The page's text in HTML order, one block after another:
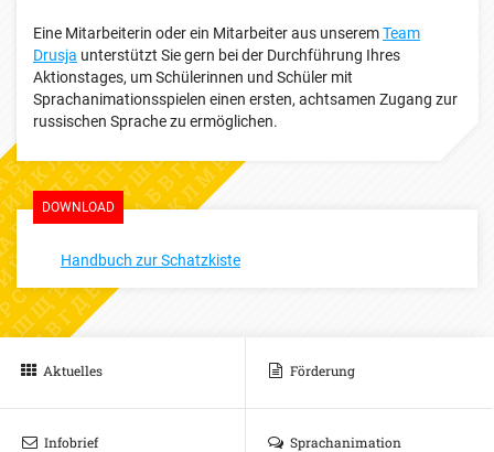
Eine Mitarbeiterin oder ein Mitarbeiter aus unseremTeam
Drusja unterstützt Sie gern bei der Durchführung Ihres
Aktionstages, um Schülerinnen und Schüler mit
Sprachanimationsspielen einen ersten, achtsamen Zugang zur
russischen Sprache zu ermöglichen.
DOWNLOAD
Handbuch zur Schatzkiste
Aktuelles Förderung
Infobrief Sprachanimation